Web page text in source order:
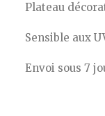
Plateau
Sensible aux
Envoi sous 7